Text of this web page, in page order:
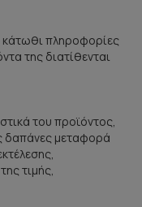
κάτωθι πληροφορίες
της διατίθενται
του προϊόντος,
δαπάνες μεταφορά
τιμής,